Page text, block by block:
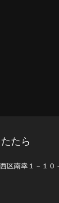
たら
区南幸１－１